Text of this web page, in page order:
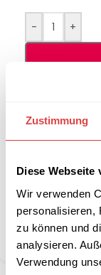
Zustimmung
Diese Webseite
Wir verwenden
personalisieren,
zu können und
analysieren.
Verwendung
- +
größeren
Kategorie:
Marke:Gastro
Teilen: